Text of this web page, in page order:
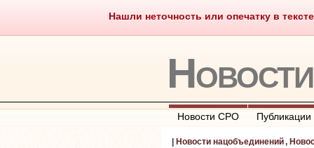
Нашли неточность или опечатку в
Саморегулирование Что
Новости СРО Публикации
Новости нацобъединений,